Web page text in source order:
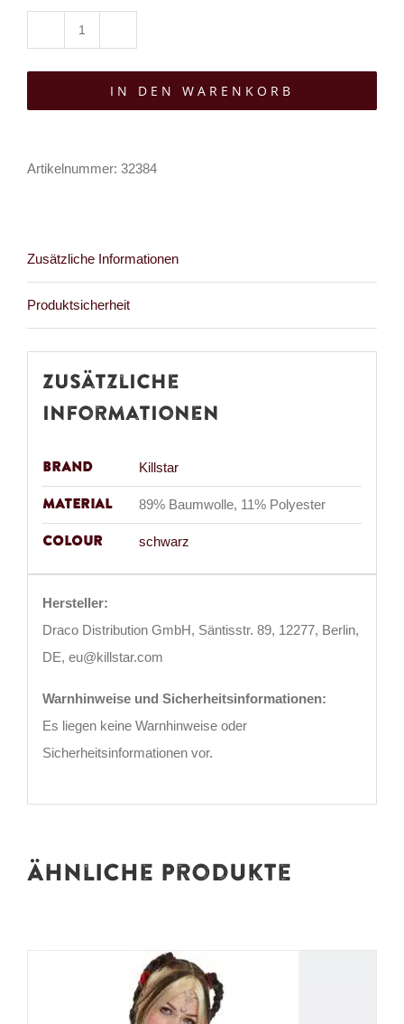
&
Motionless
Kapuzenpullover
Evil
Menge
IN DEN WARENKORB
Artikelnummer: 32384
Zusätzliche Informationen
Produktsicherheit
Zusätzliche
Informationen
Brand Killstar
Material 89% Baumwolle, 11% Polyester
Colour schwarz
Hersteller:
Draco Distribution GmbH, Säntisstr. 89, 12277, Berlin,
DE, eu@killstar.com
Warnhinweise und Sicherheitsinformationen:
Es liegen keine Warnhinweise oder
Sicherheitsinformationen vor.
Ähnliche Produkte